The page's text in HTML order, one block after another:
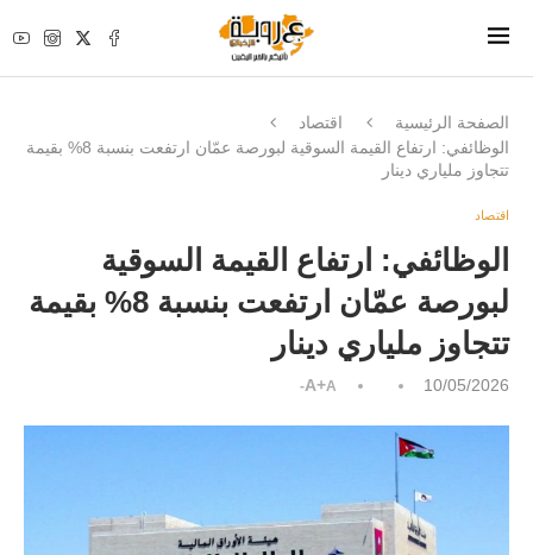
الصفحة الرئيسية
اقتصاد
الوظائفي: ارتفاع القيمة السوقية لبورصة عمّان ارتفعت بنسبة 8% بقيمة
تتجاوز ملياري دينار
اقتصاد
الوظائفي: ارتفاع القيمة السوقية
لبورصة عمّان ارتفعت بنسبة 8% بقيمة
تتجاوز ملياري دينار
10/05/2026
A+A-